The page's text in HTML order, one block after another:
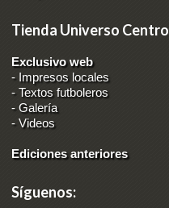
Tienda Universo Centro
Exclusivo web
- Impresos locales
-Textos futboleros
-Galería
-Videos
Ediciones anteriores
Síguenos: